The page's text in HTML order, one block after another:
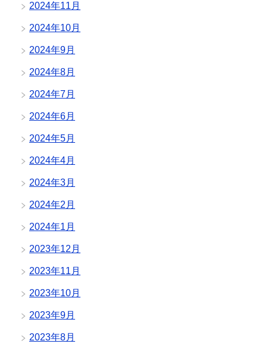
2024年11月
2024年10月
2024年9月
2024年8月
2024年7月
2024年6月
2024年5月
2024年4月
2024年3月
2024年2月
2024年1月
2023年12月
2023年11月
2023年10月
2023年9月
2023年8月